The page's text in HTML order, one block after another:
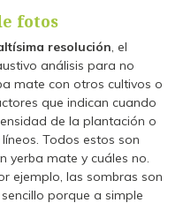
fotos
resolución, el
análisis para no
mate con otros cultivos o
que indican cuando
de la plantación o
Todos estos son
yerba mate y cuáles no.
ejemplo, las sombras son
porque a simple